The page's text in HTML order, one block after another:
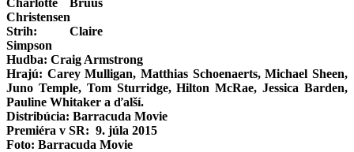
Christensen
Strih: Claire
Simpson
Hudba: Craig Armstrong
Hrajú: Carey Mulligan, Matthias Schoenaerts, Michael Sheen,
Juno Temple, Tom Sturridge, Hilton McRae, Jessica Barden,
Pauline Whitaker a ďalší.
Distribúcia: Barracuda Movie
Premiéra v SR: 9. júla 2015
Foto: Barracuda Movie